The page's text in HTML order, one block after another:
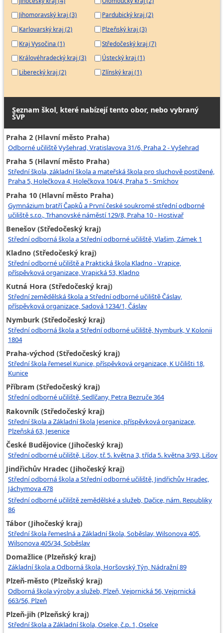
Jihomoravský kraj (3)
Karlovarský kraj (2)
Kraj Vysočina (1)
Královéhradecký kraj (3)
Liberecký kraj (2)
Pardubický kraj (2)
Plzeňský kraj (3)
Středočeský kraj (7)
Ústecký kraj (1)
Zlínský kraj (1)
Seznam škol, které nabízejí tento obor, nebo vybraný
ŠVP
Praha 2 (Hlavní město Praha)
Odborné učiliště Vyšehrad, Vratislavova 31/6, Praha 2 - Vyšehrad
Praha 5 (Hlavní město Praha)
Střední škola, základní škola a mateřská škola pro sluchově postižené,
Praha 5, Holečkova 4, Holečkova 104/4, Praha 5 - Smíchov
Praha 10 (Hlavní město Praha)
Gymnázium bratří Čapků a První české soukromé střední odborné
učiliště s.r.o., Trhanovské náměstí 129/8, Praha 10 - Hostivař
Benešov (Středočeský kraj)
Střední odborná škola a Střední odborné učiliště, Vlašim, Zámek 1
Kladno (Středočeský kraj)
Střední odborné učiliště a Praktická škola Kladno - Vrapice,
příspěvková organizace, Vrapická 53, Kladno
Kutná Hora (Středočeský kraj)
Střední zemědělská škola a Střední odborné učiliště Čáslav,
příspěvková organizace, Sadová 1234/1, Čáslav
Nymburk (Středočeský kraj)
Střední odborná škola a Střední odborné učiliště, Nymburk, V Kolonii
1804
Praha-východ (Středočeský kraj)
Střední škola řemesel Kunice, příspěvková organizace, K Učilišti 18,
Kunice
Příbram (Středočeský kraj)
Střední odborné učiliště, Sedlčany, Petra Bezruče 364
Rakovník (Středočeský kraj)
Střední škola a Základní škola Jesenice, příspěvková organizace,
Plzeňská 63, Jesenice
České Budějovice (Jihočeský kraj)
Střední odborné učiliště, Lišov, tř. 5. května 3, třída 5. května 3/93, Lišov
Jindřichův Hradec (Jihočeský kraj)
Střední odborná škola a Střední odborné učiliště, Jindřichův Hradec,
Jáchymova 478
Střední odborné učiliště zemědělské a služeb, Dačice, nám. Republiky
86
Tábor (Jihočeský kraj)
Střední škola řemeslná a Základní škola, Soběslav, Wilsonova 405,
Wilsonova 405/34, Soběslav
Domažlice (Plzeňský kraj)
Základní škola a Odborná škola, Horšovský Týn, Nádražní 89
Plzeň-město (Plzeňský kraj)
Odborná škola výroby a služeb, Plzeň, Vejprnická 56, Vejprnická
663/56, Plzeň
Plzeň-jih (Plzeňský kraj)
Střední škola a Základní škola, Oselce, č.p. 1, Oselce